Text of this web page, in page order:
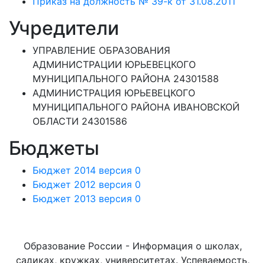
Учредители
УПРАВЛЕНИЕ ОБРАЗОВАНИЯ
АДМИНИСТРАЦИИ ЮРЬЕВЕЦКОГО
МУНИЦИПАЛЬНОГО РАЙОНА 24301588
АДМИНИСТРАЦИЯ ЮРЬЕВЕЦКОГО
МУНИЦИПАЛЬНОГО РАЙОНА ИВАНОВСКОЙ
ОБЛАСТИ 24301586
Бюджеты
Бюджет 2014 версия 0
Бюджет 2012 версия 0
Бюджет 2013 версия 0
Образование России - Информация о школах,
садиках, кружках, университетах. Успеваемость,